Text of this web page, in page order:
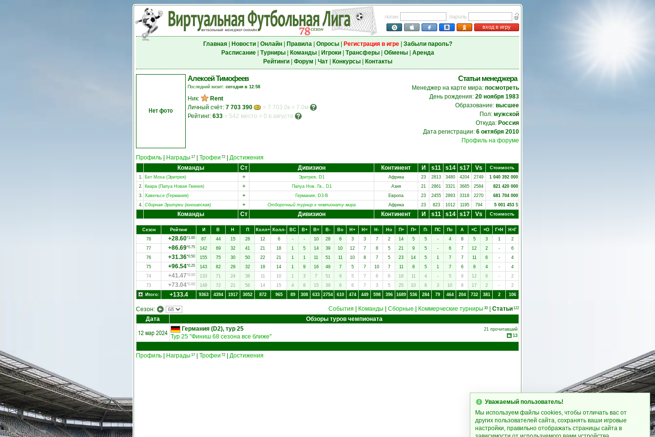
логин
пароль
вход в игру
Главная| Новости| Онлайн| Правила| Опросы| Регистрация в игре| Забыли пароль?
Расписание| Турниры| Команды| Игроки| Трансферы| Обмены| Аренда
Рейтинги| Форум Чат| Конкурсы| Контакты
Нет фото
Алексей Тимофеев
Последний визит: сегодня в 12:58
Ник:
Rent
Личный счёт: 7 703 390
= 7 703.0к = 7.0м
Рейтинг: 633 = 542 место = 0 в августе
Статьи менеджера
Менеджер на карте мира: посмотреть
День рождения: 20 ноября 1983
Образование: высшее
Пол: мужской
Откуда: Россия
Дата регистрации: 6 октября 2010
Профиль на форуме
Профиль Награды 17 Трофеи 72
Достижения
Команды
Ст Дивизион Континент И s11 s14 s17 Vs
Стоимость
1. Бет Моха (Эритрея) + Эритрея, D1 Африка 23 2813 3480 4204 2749
1 040 392 000
2. Киара (Папуа Новая Гвинея) + Папуа Нов. Гв., D1 Азия 21 2861 3321 3685 2584
821 420 000
3. Хавельсе (Германия) + Германия, D3-B Европа 23 2455 2893 3318 2270
681 704 000
4. Сборная Эритреи (юношеская) + Отборочный турнир к чемпионату мира Африка 23 823 1012 1195 794 5 001 453 $
Команды Ст Дивизион Континент И s11 s14 s17 Vs Стоимость
Сезон Рейтинг И В Н П Колл+ Колл- ВC В+ В= В- Вo Н+ Н= Н- Нo П+ П= П- ПC Пo А ×C ×O Г×Н
Н×Г
78
+28.60*1.00 87 44 15 28 12 6 - - 10 28 6 3 3 7 2 14 5 5 - 4 8 5 3 1
2
77
+86.69*0.75 142 69 32 41 21 18 1 5 14 39 10 12 7 8 5 21 9 5 - 6 7 12 2 -
6
76
+31.36*0.50 155 75 30 50 22 21 1 1 11 51 11 10 8 7 5 23 14 5 1 7 7 11 6 -
4
75
+96.54*0.25 143 82 29 32 18 14 1 9 16 49 7 5 7 10 7 11 8 5 1 7 6 8 4 -
4
74
+41.47*0.00 133 71 24 38 11 10 1 3 7 51 9 5 7 6 6 18 11 4 - 5 9 12 6 -
2
73
+73.04*0.00 149 72 21 56 14 15 4 8 15 39 6 6 7 3 5 25 10 8 3 10 8 17 2 -
2
Итого:
+133.4 9363 4394 1917 3052 872 965 89 308 633 2754 610 474 449 598 396 1689 536 284 79 464 204 732 381 2 106
Сезон: События Команды Сборные Коммерческие турниры 30| Статьи122
Дата Обзоры туров чемпионата
12 мар 2024
21 прочитавший
13
Германия (D2), тур 25
Тур 25 "Финиш 68 сезона все ближе"
Профиль Награды 17 Трофеи 72 Достижения
Уважаемый пользователь!
Мы используем файлы cookies, чтобы отличать вас от
других пользователей сайта, сохранять ваши игровые
настройки, правильно отображать страницы сайта в